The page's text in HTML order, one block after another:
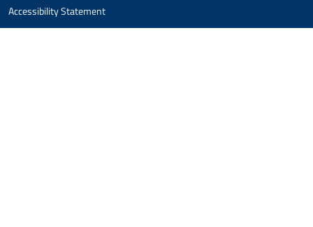
Accessibility Statement